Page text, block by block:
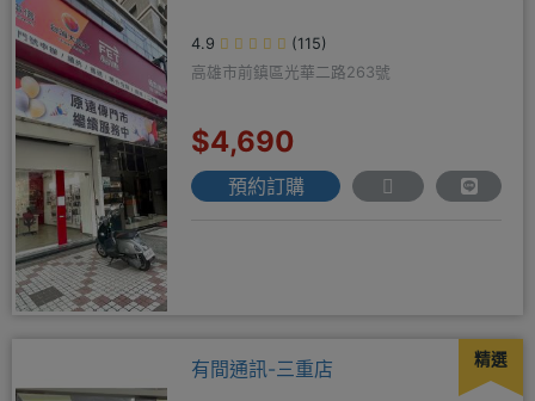
4.9
(115)
高雄市前鎮區光華二路263號
$4,690
預約訂購
精選
有間通訊-三重店